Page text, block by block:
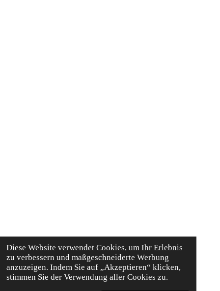
Diese Website verwendet Cookies, um Ihr Erlebnis
zu verbessern und maßgeschneiderte Werbung
anzuzeigen. Indem Sie auf „Akzeptieren“ klicken,
stimmen Sie der Verwendung aller Cookies zu.